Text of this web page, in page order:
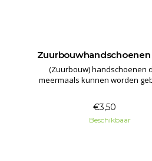
Zuurbouwhandschoenen
(Zuurbouw) handschoenen
meermaals kunnen worden
en hardnekkige materialen.
€3,50
Beschikbaar